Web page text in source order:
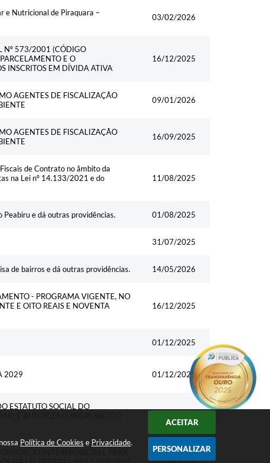
Política de Cookies e Privacidade.
ACEITAR
PERSONALIZAR
e Nutricional de Piraquara –
03/02/2026
Nº 573/2001 (CÓDIGO
E O
INSCRITOS EM DÍVIDA ATIVA
16/12/2025
AGENTES DE FISCALIZAÇÃO
09/01/2026
AGENTES DE FISCALIZAÇÃO
16/09/2025
de Contrato no âmbito da
na Lei nº 14.133/2021 e do
11/08/2025
e dá outras providências. 01/08/2025
31/07/2025
de bairros e dá outras providências. 14/05/2026
- PROGRAMA VIGENTE, NO
E OITO REAIS E NOVENTA
16/12/2025
01/12/2025
2029 01/12/2025
ESTATUTO SOCIAL DO